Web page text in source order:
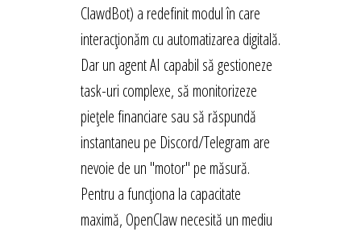
ClawdBot) a redefinit modul în care
interacționăm cu automatizarea digitală.
Dar un agent AI capabil să gestioneze
task-uri complexe, să monitorizeze
piețele financiare sau să răspundă
instantaneu pe Discord/Telegram are
nevoie de un "motor" pe măsură.
Pentru a funcționa la capacitate
maximă, OpenClaw necesită un mediu